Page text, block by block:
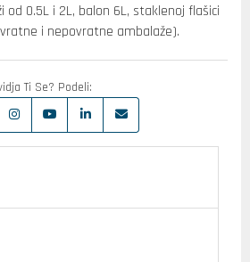
od 0.5L i 2L, balon 6L, staklenoj flašici
i nepovratne ambalaže).
Ti Se? Podeli: